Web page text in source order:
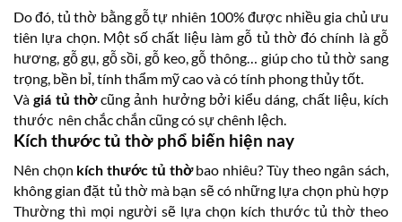
Do đó, tủ thờ bằng gỗ tự nhiên 100% được nhiều gia chủ ưu
tiên lựa chọn. Một số chất liệu làm gỗ tủ thờ đó chính là gỗ
hương, gỗ gụ, gỗ sồi, gỗ keo, gỗ thông… giúp cho tủ thờ sang
trọng, bền bỉ, tính thẩm mỹ cao và có tính phong thủy tốt.
Vàgiá tủ thờcũng ảnh hưởng bởi kiểu dáng, chất liệu, kích
thước nên chắc chắn cũng có sự chênh lệch.
Kích thước tủ thờ phổ biến hiện nay
Nên chọn kích thước tủ thờbao nhiêu? Tùy theo ngân sách,
không gian đặt tủ thờ mà bạn sẽ có những lựa chọn phù hợp
Thường thì mọi người sẽ lựa chọn kích thước tủ thờ theo